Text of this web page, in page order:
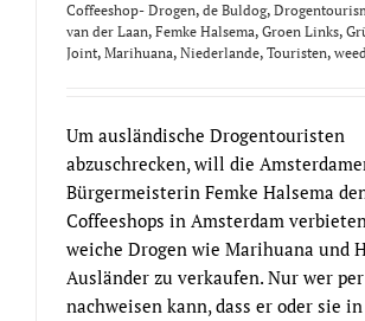
Coffeeshop- Drogen, de Buldog,
van der Laan, Femke Halsema, Groen Links,
Joint, Marihuana, Niederlande, Touristen,
Um ausländische Drogentouristen
abzuschrecken, will die
Bürgermeisterin Femke Halsema
Coffeeshops in Amsterdam
weiche Drogen wie Marihuana und
Ausländer zu verkaufen. Nur wer
nachweisen kann, dass er oder sie